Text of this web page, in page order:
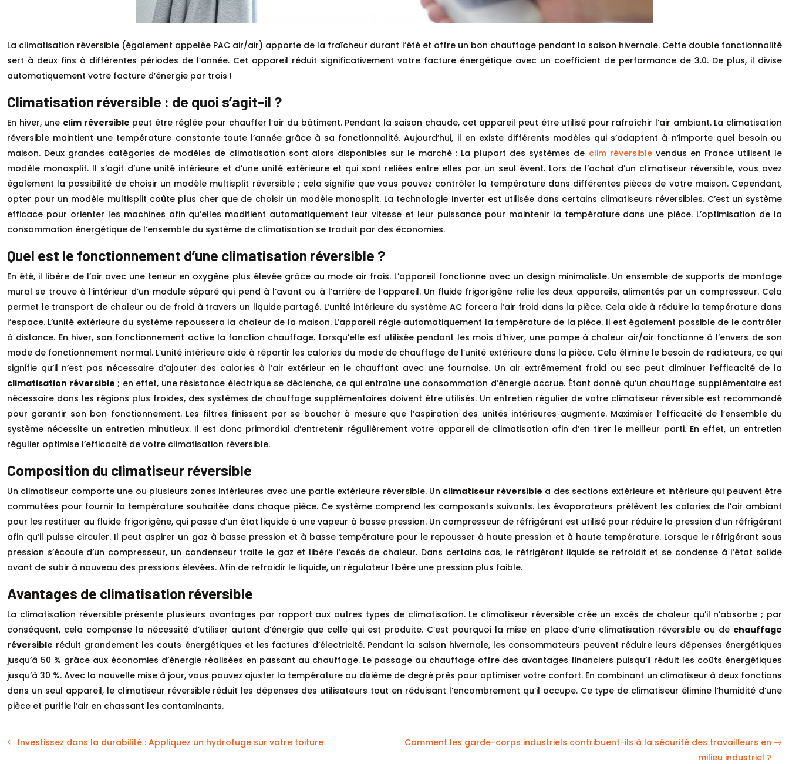
La climatisation réversible (également appelée PAC air/air) apporte de la fraîcheur durant l’été et offre un bon chauffage pendant la saison hivernale. Cette double fonctionnalité
sert à deux fins à différentes périodes de l’année. Cet appareil réduit significativement votre facture énergétique avec un coefficient de performance de 3.0. De plus, il divise
automatiquement votre facture d’énergie par trois !
Climatisation réversible : de quoi s’agit-il ?
En hiver, une clim réversible peut être réglée pour chauffer l’air du bâtiment. Pendant la saison chaude, cet appareil peut être utilisé pour rafraîchir l’air ambiant. La climatisation
réversible maintient une température constante toute l’année grâce à sa fonctionnalité. Aujourd’hui, il en existe différents modèles qui s’adaptent à n’importe quel besoin ou
maison. Deux grandes catégories de modèles de climatisation sont alors disponibles sur le marché : La plupart des systèmes de clim réversiblevendus en France utilisent le
modèle monosplit. Il s’agit d’une unité intérieure et d’une unité extérieure et qui sont reliées entre elles par un seul évent. Lors de l’achat d’un climatiseur réversible, vous avez
également la possibilité de choisir un modèle multisplit réversible ; cela signifie que vous pouvez contrôler la température dans différentes pièces de votre maison. Cependant,
opter pour un modèle multisplit coûte plus cher que de choisir un modèle monosplit. La technologie Inverter est utilisée dans certains climatiseurs réversibles. C’est un système
efficace pour orienter les machines afin qu’elles modifient automatiquement leur vitesse et leur puissance pour maintenir la température dans une pièce. L’optimisation de la
consommation énergétique de l’ensemble du système de climatisation se traduit par des économies.
Quel est le fonctionnement d’une climatisation réversible ?
En été, il libère de l’air avec une teneur en oxygène plus élevée grâce au mode air frais. L’appareil fonctionne avec un design minimaliste. Un ensemble de supports de montage
mural se trouve à l’intérieur d’un module séparé qui pend à l’avant ou à l’arrière de l’appareil. Un fluide frigorigène relie les deux appareils, alimentés par un compresseur. Cela
permet le transport de chaleur ou de froid à travers un liquide partagé. L’unité intérieure du système AC forcera l’air froid dans la pièce. Cela aide à réduire la température dans
l’espace. L’unité extérieure du système repoussera la chaleur de la maison. L’appareil règle automatiquement la température de la pièce. Il est également possible de le contrôler
à distance. En hiver, son fonctionnement active la fonction chauffage. Lorsqu’elle est utilisée pendant les mois d’hiver, une pompe à chaleur air/air fonctionne à l’envers de son
mode de fonctionnement normal. L’unité intérieure aide à répartir les calories du mode de chauffage de l’unité extérieure dans la pièce. Cela élimine le besoin de radiateurs, ce qui
signifie qu’il n’est pas nécessaire d’ajouter des calories à l’air extérieur en le chauffant avec une fournaise. Un air extrêmement froid ou sec peut diminuer l’efficacité de la
climatisation réversible ; en effet, une résistance électrique se déclenche, ce qui entraîne une consommation d’énergie accrue. Étant donné qu’un chauffage supplémentaire est
nécessaire dans les régions plus froides, des systèmes de chauffage supplémentaires doivent être utilisés. Un entretien régulier de votre climatiseur réversible est recommandé
pour garantir son bon fonctionnement. Les filtres finissent par se boucher à mesure que l’aspiration des unités intérieures augmente. Maximiser l’efficacité de l’ensemble du
système nécessite un entretien minutieux. Il est donc primordial d’entretenir régulièrement votre appareil de climatisation afin d’en tirer le meilleur parti. En effet, un entretien
régulier optimise l’efficacité de votre climatisation réversible.
Composition du climatiseur réversible
Un climatiseur comporte une ou plusieurs zones intérieures avec une partie extérieure réversible. Un climatiseur réversible a des sections extérieure et intérieure qui peuvent être
commutées pour fournir la température souhaitée dans chaque pièce. Ce système comprend les composants suivants. Les évaporateurs prélèvent les calories de l’air ambiant
pour les restituer au fluide frigorigène, qui passe d’un état liquide à une vapeur à basse pression. Un compresseur de réfrigérant est utilisé pour réduire la pression d’un réfrigérant
afin qu’il puisse circuler. Il peut aspirer un gaz à basse pression et à basse température pour le repousser à haute pression et à haute température. Lorsque le réfrigérant sous
pression s’écoule d’un compresseur, un condenseur traite le gaz et libère l’excès de chaleur. Dans certains cas, le réfrigérant liquide se refroidit et se condense à l’état solide
avant de subir à nouveau des pressions élevées. Afin de refroidir le liquide, un régulateur libère une pression plus faible.
Avantages de climatisation réversible
La climatisation réversible présente plusieurs avantages par rapport aux autres types de climatisation. Le climatiseur réversible crée un excès de chaleur qu’il n’absorbe ; par
conséquent, cela compense la nécessité d’utiliser autant d’énergie que celle qui est produite. C’est pourquoi la mise en place d’une climatisation réversible ou de chauffage
réversible réduit grandement les couts énergétiques et les factures d’électricité. Pendant la saison hivernale, les consommateurs peuvent réduire leurs dépenses énergétiques
jusqu’à 50 % grâce aux économies d’énergie réalisées en passant au chauffage. Le passage au chauffage offre des avantages financiers puisqu’il réduit les coûts énergétiques
jusqu’à 30 %. Avec la nouvelle mise à jour, vous pouvez ajuster la température au dixième de degré près pour optimiser votre confort. En combinant un climatiseur à deux fonctions
dans un seul appareil, le climatiseur réversible réduit les dépenses des utilisateurs tout en réduisant l’encombrement qu’il occupe. Ce type de climatiseur élimine l’humidité d’une
pièce et purifie l’air en chassant les contaminants.
Investissez dans la durabilité : Appliquez un hydrofuge sur votre toiture
Comment les garde-corps industriels contribuent-ils à la sécurité des travailleurs en
milieu industriel ?